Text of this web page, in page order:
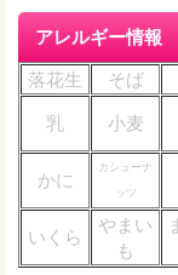
アレルギー情報
落花生 そば
乳 小麦
かに
カシューナ
ッツ
いくら
やまい
も